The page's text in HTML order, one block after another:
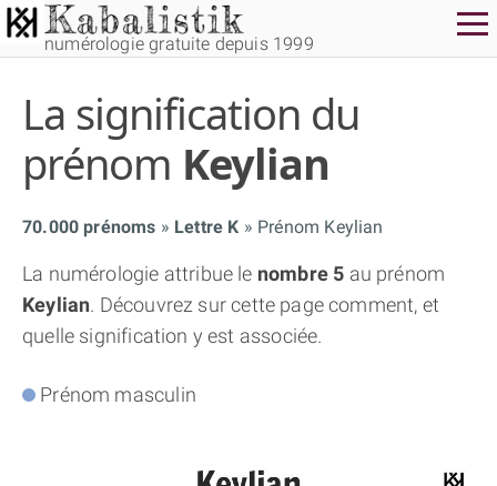
numérologie gratuite depuis 1999
La signification du
prénom Keylian
70.000 prénoms Lettre K Prénom Keylian
La numérologie attribue le nombre 5 au prénom
Keylian. Découvrez sur cette page comment, et
quelle signification y est associée.
Prénom masculin
THÈME GRATUIT
THÈME NUMÉROLOGIQUE APPROFONDI
THÈME TEMPOREL